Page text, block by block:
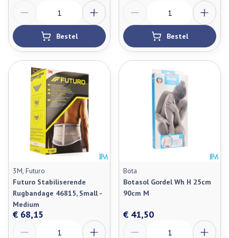
Bestel Bestel
3M, Futuro
Futuro Stabiliserende
Rugbandage 46815, Small -
Medium
€ 68,15
Bota
Botasol Gordel Wh H 25cm
90cm M
€ 41,50